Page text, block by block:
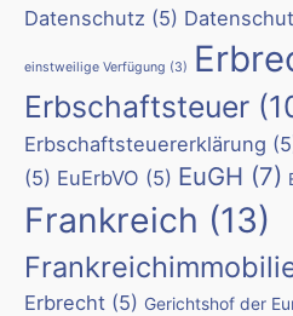
Datenschutz (5)
einstweilige Verfügung (3)
Erbschaftsteuer
Erbschaftsteuererklärung
(5) EuErbVO (5) EuGH (7)
Frankreich (13)
Erbrecht (5) Gerichtshof der